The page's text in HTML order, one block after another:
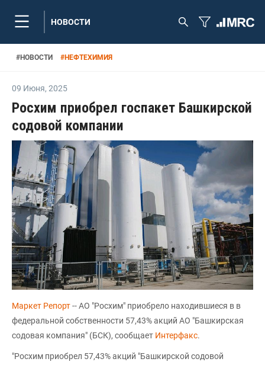
НОВОСТИ
#НОВОСТИ #НЕФТЕХИМИЯ
09 Июня, 2025
Росхим приобрел госпакет Башкирской
содовой компании
Маркет Репорт-- АО "Росхим" приобрело находившиеся в в
федеральной собственности 57,43% акций АО "Башкирская
содовая компания" (БСК), сообщает Интерфакс.
"Росхим приобрел 57,43% акций "Башкирской содовой